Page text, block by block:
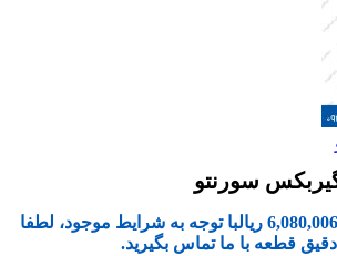
سورنتو
6,080,006 ریالبا توجه به شرایط موجود، لطفا
قطعه با ما تماس بگیرید.